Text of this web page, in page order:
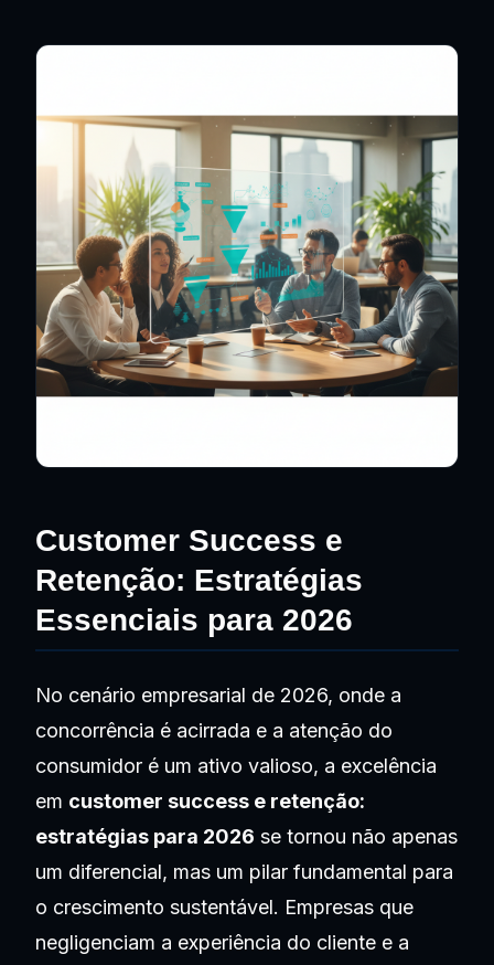
Customer Success e
Retenção: Estratégias
Essenciais para 2026
No cenário empresarial de 2026, onde a
concorrência é acirrada e a atenção do
consumidor é um ativo valioso, a excelência
em customer success e retenção:
estratégias para 2026 se tornou não apenas
um diferencial, mas um pilar fundamental para
o crescimento sustentável. Empresas que
negligenciam a experiência do cliente e a